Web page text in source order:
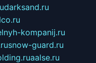
darksand.ru
kompanij.ru
snow-guard.ru
aalse.ru